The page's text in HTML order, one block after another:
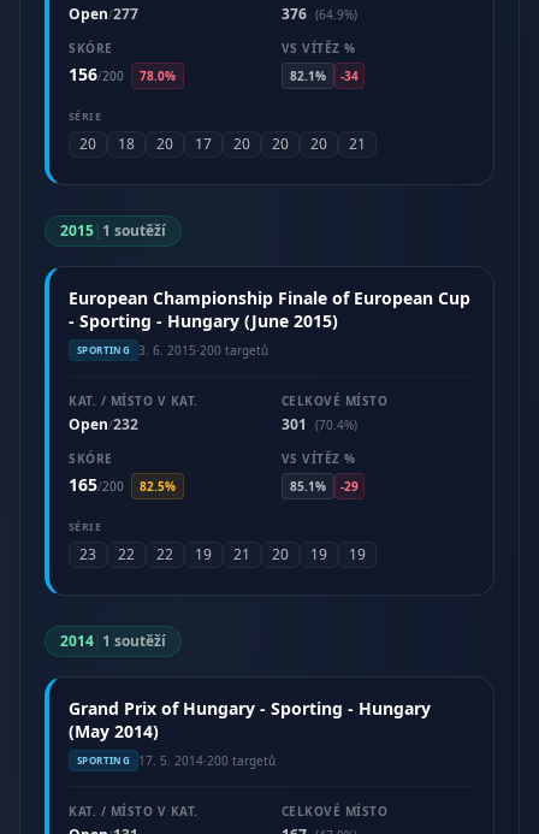
Open/277 376 (64.9%)
SKÓRE
156/200 78.0%
VS VÍTĚZ %
82.1%
-34
SÉRIE
20 18 20 17 20 20 20 21
2015| 1 soutěží
European Championship Finale of European Cup
- Sporting - Hungary (June 2015)
SPORTING 3. 6. 2015·200 targetů
KAT. / MÍSTO V KAT.
Open/232
CELKOVÉ MÍSTO
301
(70.4%)
SKÓRE
165/200 82.5%
VS VÍTĚZ %
85.1%
-29
SÉRIE
23 22 22 19 21 20 19 19
2014| 1 soutěží
Grand Prix of Hungary - Sporting - Hungary
(May 2014)
SPORTING 17. 5. 2014·200 targetů
KAT. / MÍSTO V KAT. CELKOVÉ MÍSTO